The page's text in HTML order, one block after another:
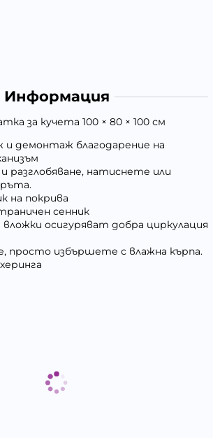
Информация
за кучета 100 × 80 × 100 см
демонтаж благодарение на
и разглобяване, натиснете или
на покрива
сенник
осигуряват добра циркулация
просто избършете с влажна кърпа.